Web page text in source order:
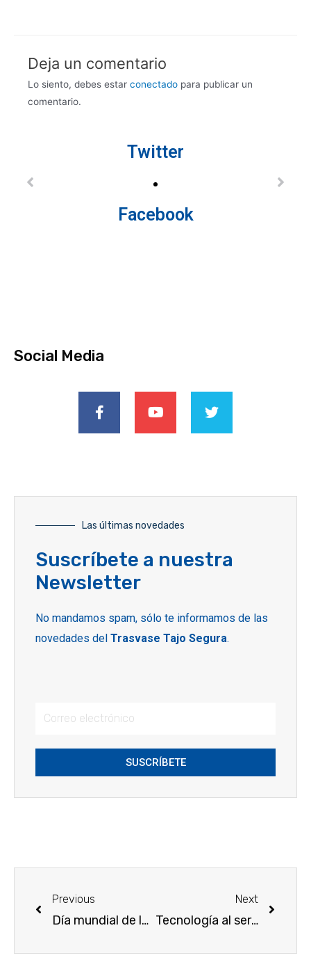
Deja un comentario
Lo siento, debes estar conectado para publicar un
comentario.
Twitter
Facebook
Social Media
Las últimas novedades
Suscríbete a nuestra
Newsletter
No mandamos spam, sólo te informamos de las
novedades del Trasvase Tajo Segura.
SUSCRÍBETE
Previous
Día mundial de la alimentación
Next
Tecnología al servicio del agua